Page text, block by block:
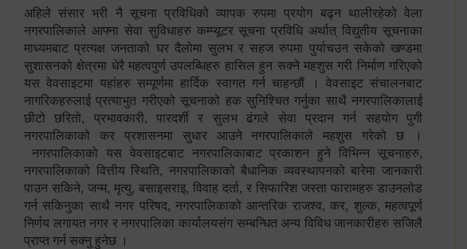
अहिले संसार भरी नै सूचना प्रविधिको व्यापक रुपमा प्रयोग बढ्न थालीरहेको वेला
नगरपालिकाले आफ्ना सेवा सुविधाहरु कम्प्यूटर सूचना प्रविधि अर्थात् विद्युतीय सूचनाका
माध्यमबाट प्रत्यक्ष जनताको घर दैलोमा सुलभ र सहज रुपमा पुर्याचउन सकेको खण्डमा
सुशासनको क्षेत्रमा धेरै महत्वपुर्ण उपलब्धिहरु हासिल हुन सक्ने महशुस गरी निर्माण गरिएको
यस वेवसाइटमा यहांहरु सम्पूर्णमा हार्दिक स्वागत गर्न चाहन्छौं । वेवसाइट संचालनबाट
नागरिकहरुलाई प्रत्याभुत गरीएको सूचनाको हक सुनिश्चित गर्नुका साथै नगरपालिकालाई
छीटो छरितो, प्रभावकारी, पारदर्शी र सुलभ ढंगले सेवा प्रदान गर्न सहयोग पुगी
नगरपालिकाको कर प्रशासनमा सुधार आउने नगरपालिकाले महशुस गरेको छ ।
नगरपालिकाको यस वेवसाइटबाट नगरपालिकाबाट प्रकाशन हुने विभिन्न सूचनाहरु,
नगरपालिकाको वित्तीय स्थिति, नगरपालिकाको बैधानिक व्यवस्थापनको बारेमा जानकारी
पाउन सकिने, जन्म, मृत्यु, बसाइसराइ, विवाह दर्ता, र सिफारिश जस्ता फारामहरु डाउनलोड
गर्न सकिनुका साथै नगर परिषद, नगरपालिकाको आन्तरिक राजश्व, कर, शुल्क, महत्वपूर्ण
निर्णय लगायत नगर र नगरपालिका कार्यालयसंग सम्बन्धित अन्य विविध जानकारीहरु सजिलै
प्राप्त गर्न सक्नु हुनेछ ।